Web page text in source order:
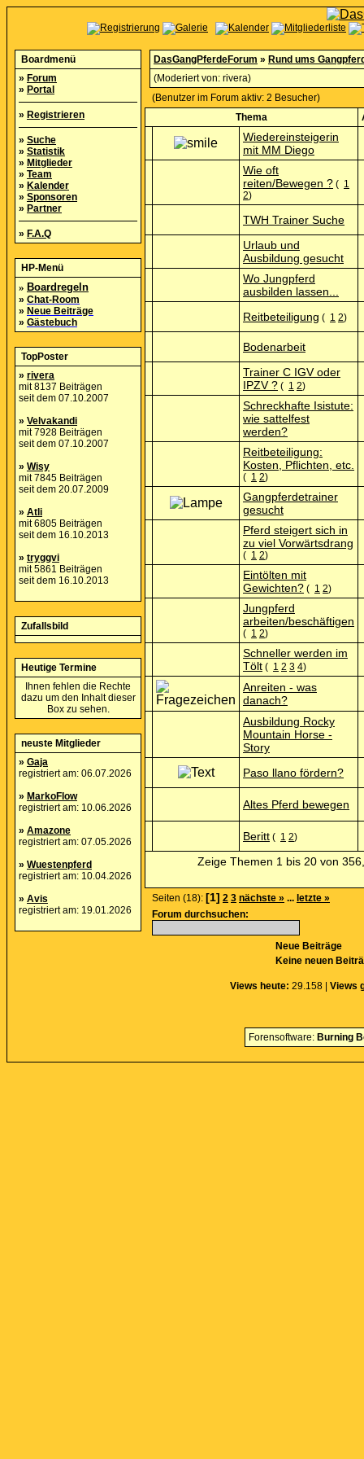
Boardmenü
» Forum
» Portal
» Registrieren
» Suche
» Statistik
» Mitglieder
» Team
» Kalender
» Sponsoren
» Partner
» F.A.Q
HP-Menü
» Boardregeln
» Chat-Room
» Neue Beiträge
» Gästebuch
TopPoster
» rivera
mit 8137 Beiträgen
seit dem 07.10.2007
» Velvakandi
mit 7928 Beiträgen
seit dem 07.10.2007
» Wisy
mit 7845 Beiträgen
seit dem 20.07.2009
» Atli
mit 6805 Beiträgen
seit dem 16.10.2013
» tryggvi
mit 5861 Beiträgen
seit dem 16.10.2013
Zufallsbild
Heutige Termine
Ihnen fehlen die Rechte
dazu um den Inhalt dieser
Box zu sehen.
neuste Mitglieder
» Gaja
registriert am: 06.07.2026
» MarkoFlow
registriert am: 10.06.2026
» Amazone
registriert am: 07.05.2026
» Wuestenpferd
registriert am: 10.04.2026
» Avis
registriert am: 19.01.2026
DasGangPferdeForum » Rund ums
(Moderiert von: rivera)
(Benutzer im Forum aktiv: 2 Besucher)
Thema
Wiedereinsteigerin
mit MM Diego
Wie oft
reiten/Bewegen ? ( 1
2)
TWH Trainer Suche
Urlaub und
Ausbildung gesucht
Wo Jungpferd
ausbilden lassen...
Reitbeteiligung ( 1 2)
Bodenarbeit
Trainer C IGV oder
IPZV ? ( 1 2)
Schreckhafte Isistute:
wie sattelfest
werden?
Reitbeteiligung:
Kosten, Pflichten, etc.
( 1 2)
Gangpferdetrainer
gesucht
Pferd steigert sich in
zu viel Vorwärtsdrang
( 1 2)
Eintölten mit
Gewichten? ( 1 2)
Jungpferd
arbeiten/beschäftigen
( 1 2)
Schneller werden im
Tölt ( 1 2 3 4)
Anreiten - was
danach?
Ausbildung Rocky
Mountain Horse -
Story
Paso llano fördern?
Altes Pferd bewegen
Beritt ( 1 2)
Zeige Themen 1 bis 20 von
Seiten (18): [1] 2 3 nächste » ... letzte »
Forum durchsuchen:
Neue Beiträge
Keine neuen
Views heute: 29.158 | Views
Forensoftware: Burning